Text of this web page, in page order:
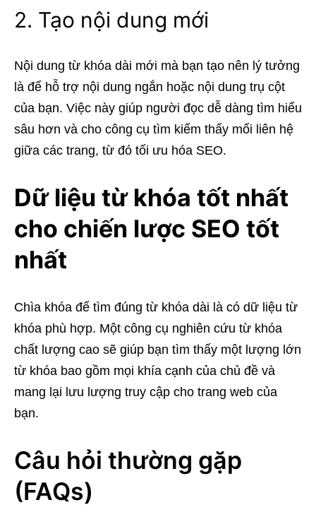
2. Tạo nội dung mới
Nội dung từ khóa dài mới mà bạn tạo nên lý tưởng
là để hỗ trợ nội dung ngắn hoặc nội dung trụ cột
của bạn. Việc này giúp người đọc dễ dàng tìm hiểu
sâu hơn và cho công cụ tìm kiếm thấy mối liên hệ
giữa các trang, từ đó tối ưu hóa SEO.
Dữ liệu từ khóa tốt nhất
cho chiến lược SEO tốt
nhất
Chìa khóa để tìm đúng từ khóa dài là có dữ liệu từ
khóa phù hợp. Một công cụ nghiên cứu từ khóa
chất lượng cao sẽ giúp bạn tìm thấy một lượng lớn
từ khóa bao gồm mọi khía cạnh của chủ đề và
mang lại lưu lượng truy cập cho trang web của
bạn.
Câu hỏi thường gặp
(FAQs)